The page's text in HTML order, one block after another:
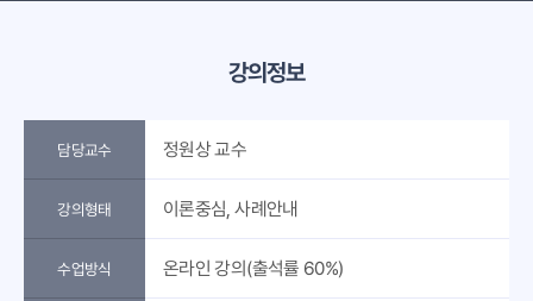
강의정보
담당교수 정원상 교수
강의형태 이론중심, 사례안내
수업방식 온라인 강의(출석률 60%)